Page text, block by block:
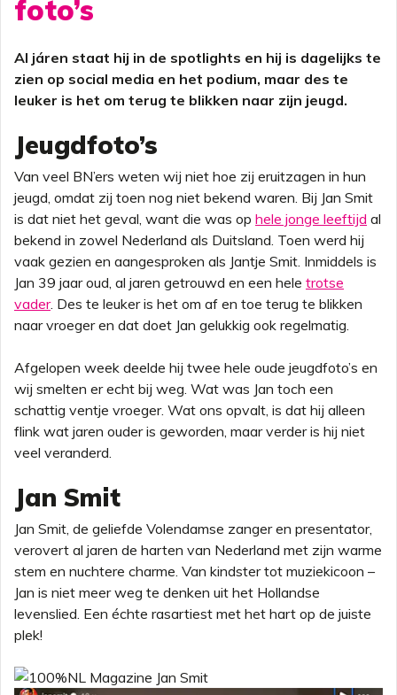
foto’s
Al járen staat hij in de spotlights en hij is dagelijks te
zien op social media en het podium, maar des te
leuker is het om terug te blikken naar zijn jeugd.
Jeugdfoto’s
Van veel BN’ers weten wij niet hoe zij eruitzagen in hun
jeugd, omdat zij toen nog niet bekend waren. Bij Jan Smit
is dat niet het geval, want die was op hele jonge leeftijd al
bekend in zowel Nederland als Duitsland. Toen werd hij
vaak gezien en aangesproken als Jantje Smit. Inmiddels is
Jan 39 jaar oud, al jaren getrouwd en een hele trotse
vader. Des te leuker is het om af en toe terug te blikken
naar vroeger en dat doet Jan gelukkig ook regelmatig.
Afgelopen week deelde hij twee hele oude jeugdfoto’s en
wij smelten er echt bij weg. Wat was Jan toch een
schattig ventje vroeger. Wat ons opvalt, is dat hij alleen
flink wat jaren ouder is geworden, maar verder is hij niet
veel veranderd.
Jan Smit
Jan Smit, de geliefde Volendamse zanger en presentator,
verovert al jaren de harten van Nederland met zijn warme
stem en nuchtere charme. Van kindster tot muziekicoon –
Jan is niet meer weg te denken uit het Hollandse
levenslied. Een échte rasartiest met het hart op de juiste
plek!